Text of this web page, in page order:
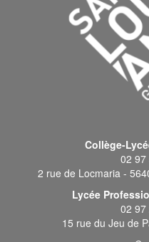
Collège-
02 97
2 rue de Locmaria -
Lycée
02 97
15 rue du Jeu de